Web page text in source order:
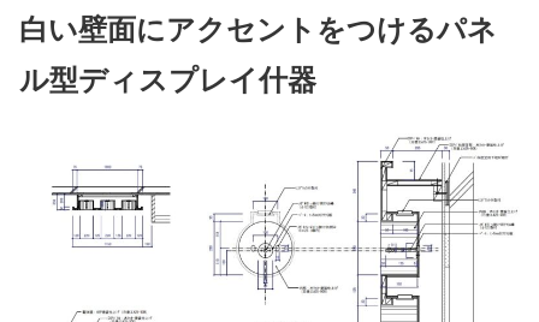
白い壁面にアクセントをつけるパネ
ル型ディスプレイ什器